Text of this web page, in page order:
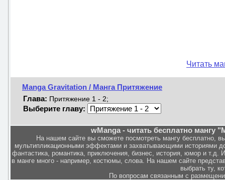
Читать
Manga Gravitation / Манга Притяжение
Глава: Притяжение 1 - 2;
Выберите главу:
wManga - читать бесплатно мангу
На нашем сайте вы сможете посмотреть мангу бесплатно,
мультипликационными эффектами и захватывающими историями
фантастика, романтика, приключения, бизнес, история, юмор и
в манге много - например, костюмы, слова. На нашем сайте
выбрать ту,
По вопросам связанным с